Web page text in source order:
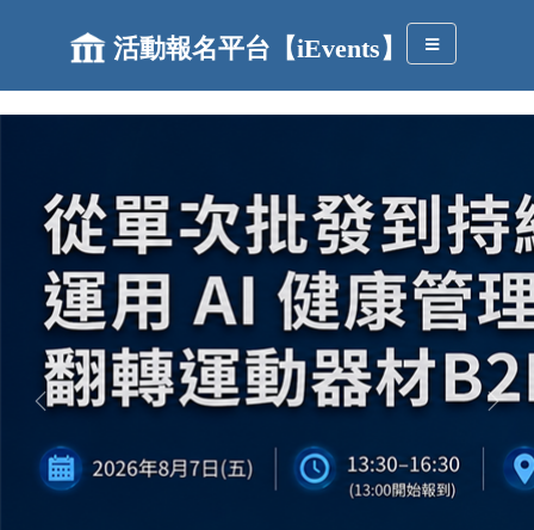
活動報名平台【iEvents】
Toggle
navigation
Previous Next